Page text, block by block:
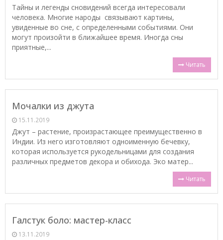
Тайны и легенды сновидений всегда интересовали
человека. Многие народы связывают картины,
увиденные во сне, с определенными событиями. Они
могут произойти в ближайшее время. Иногда сны
приятные,...
Читать
Мочалки из джута
15.11.2019
Джут – растение, произрастающее преимущественно в
Индии. Из него изготовляют одноименную бечевку,
которая используется рукодельницами для создания
различных предметов декора и обихода. Эко матер...
Читать
Галстук боло: мастер-класс
13.11.2019